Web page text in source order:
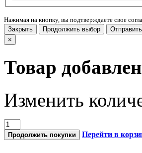
Нажимая на кнопку, вы подтверждаете свое
Закрыть
Продолжить выбор
×
Товар
Изменить
Продолжить покупки Перейти в